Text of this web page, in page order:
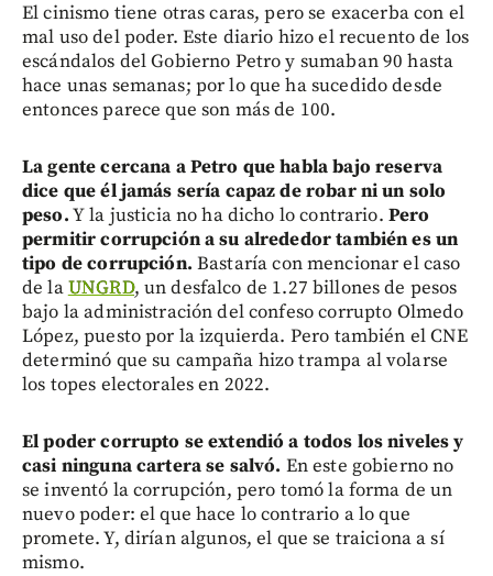
El cinismo tiene otras caras, pero se exacerba con el
mal uso del poder. Este diario hizo el recuento de los
escándalos del Gobierno Petro y sumaban 90 hasta
hace unas semanas; por lo que ha sucedido desde
entonces parece que son más de 100.
La gente cercana a Petro que habla bajo reserva
dice que él jamás sería capaz de robar ni un solo
peso.Y la justicia no ha dicho lo contrario. Pero
permitir corrupción a su alrededor también es un
tipo de corrupción. Bastaría con mencionar el caso
de laUNGRD, un desfalco de 1.27 billones de pesos
bajo la administración del confeso corrupto Olmedo
López, puesto por la izquierda. Pero también el CNE
determinó que su campaña hizo trampa al volarse
los topes electorales en 2022.
El poder corrupto se extendió a todos los niveles y
casi ninguna cartera se salvó. En este gobierno no
se inventó la corrupción, pero tomó la forma de un
nuevo poder: el que hace lo contrario a lo que
promete. Y, dirían algunos, el que se traiciona a sí
mismo.